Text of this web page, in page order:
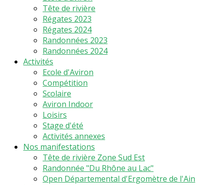
Tête de rivière
Régates 2023
Régates 2024
Randonnées 2023
Randonnées 2024
Activités
Ecole d'Aviron
Compétition
Scolaire
Aviron Indoor
Loisirs
Stage d'été
Activités annexes
Nos manifestations
Tête de rivière Zone Sud Est
Randonnée "Du Rhône au Lac"
Open Départemental d'Ergomètre de l'Ain